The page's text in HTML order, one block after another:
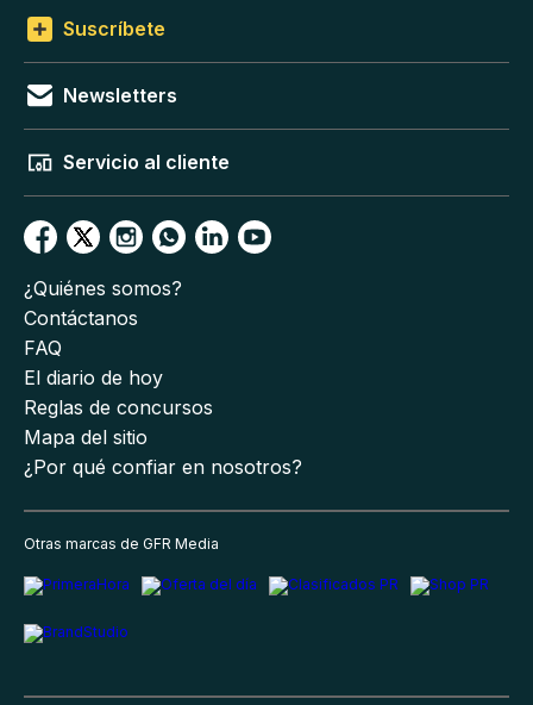
Suscríbete
Newsletters
Servicio al cliente
¿Quiénes somos?
Contáctanos
FAQ
El diario de hoy
Reglas de concursos
Mapa del sitio
¿Por qué confiar en nosotros?
Otras marcas de GFR Media